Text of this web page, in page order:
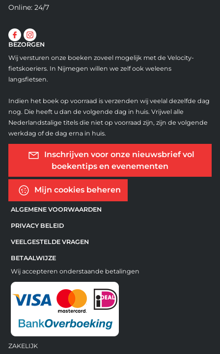
Online: 24/7
BEZORGEN
Wij versturen onze boeken zoveel mogelijk met de Velocity-
fietskoeriers. In Nijmegen willen we zelf ook weleens
langsfietsen.
Indien het boek op voorraad is verzenden wij veelal dezelfde dag
nog. Die heeft u dan de volgende dag in huis. Vrijwel alle
Nederlandstalige titels die niet op voorraad zijn, zijn de volgende
werkdag of de dag erna in huis.
Inschrijven voor onze nieuwsbrief vol
boekentips en evenementen
Mijn cookies beheren
ALGEMENE VOORWAARDEN
PRIVACY BELEID
VEELGESTELDE VRAGEN
BETAALWIJZE
Wij accepteren onderstaande betalingen
ZAKELIJK